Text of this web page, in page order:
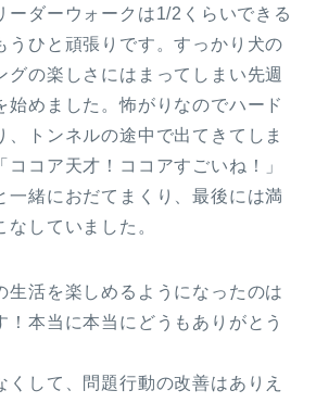
ーダーウォークは1/2くらいできる
うひと頑張りです。すっかり犬の
グの楽しさにはまってしまい先週
始めました。怖がりなのでハード
、トンネルの途中で出てきてしま
ココア天才！ココアすごいね！」
一緒におだてまくり、最後には満
していました。
生活を楽しめるようになったのは
！本当に本当にどうもありがとう
くして、問題行動の改善はありえ